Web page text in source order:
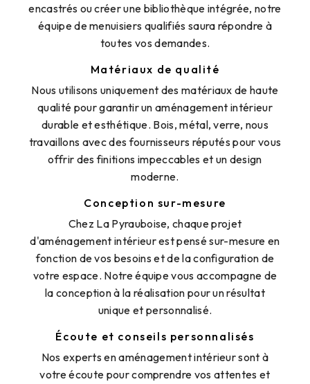
encastrés ou créer une bibliothèque intégrée, notre
équipe de menuisiers qualifiés saura répondre à
toutes vos demandes.
Matériaux de qualité
Nous utilisons uniquement des matériaux de haute
qualité pour garantir un aménagement intérieur
durable et esthétique. Bois, métal, verre, nous
travaillons avec des fournisseurs réputés pour vous
offrir des finitions impeccables et un design
moderne.
Conception sur-mesure
Chez La Pyrauboise, chaque projet
d'aménagement intérieur est pensé sur-mesure en
fonction de vos besoins et de la configuration de
votre espace. Notre équipe vous accompagne de
la conception à la réalisation pour un résultat
unique et personnalisé.
Écoute et conseils personnalisés
Nos experts en aménagement intérieur sont à
votre écoute pour comprendre vos attentes et